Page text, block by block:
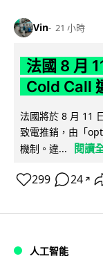
Vin 21 小時
法國 8 月
Cold Call
法國將於 8 月 11
致電推銷，由「
機制。違...
閱讀
299 24 ↗
人工智能